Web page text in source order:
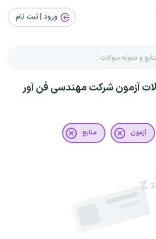
ورود | ثبت‌ نام
آزمون شرکت مهندسی فن آور
آزمون منابع